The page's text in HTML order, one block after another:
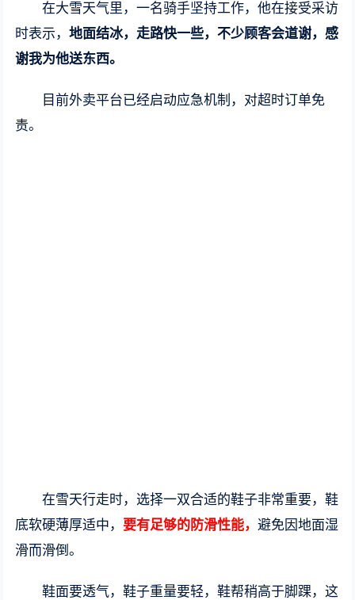
在大雪天气里，一名骑手坚持工作，他在接受采访
时表示，地面结冰，走路快一些，不少顾客会道谢，感
谢我为他送东西。
目前外卖平台已经启动应急机制，对超时订单免
责。
在雪天行走时，选择一双合适的鞋子非常重要，鞋
底软硬薄厚适中， 要有足够的防滑性能，避免因地面湿
滑而滑倒。
鞋面要透气，鞋子重量要轻，鞋帮稍高于脚踝，这